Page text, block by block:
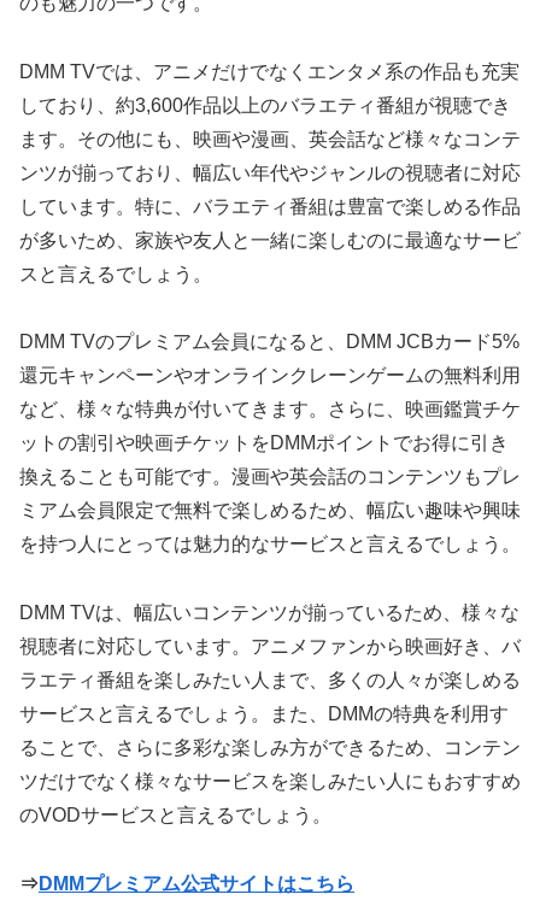
DMM TVでは、アニメだけでなくエンタメ系の作品も充実
しており、約3,600作品以上のバラエティ番組が視聴でき
ます。その他にも、映画や漫画、英会話など様々なコンテ
ンツが揃っており、幅広い年代やジャンルの視聴者に対応
しています。特に、バラエティ番組は豊富で楽しめる作品
が多いため、家族や友人と一緒に楽しむのに最適なサービ
スと言えるでしょう。
DMM TVのプレミアム会員になると、DMM JCBカード5%
還元キャンペーンやオンラインクレーンゲームの無料利用
など、様々な特典が付いてきます。さらに、映画鑑賞チケ
ットの割引や映画チケットをDMMポイントでお得に引き
換えることも可能です。漫画や英会話のコンテンツもプレ
ミアム会員限定で無料で楽しめるため、幅広い趣味や興味
を持つ人にとっては魅力的なサービスと言えるでしょう。
DMM TVは、幅広いコンテンツが揃っているため、様々な
視聴者に対応しています。アニメファンから映画好き、バ
ラエティ番組を楽しみたい人まで、多くの人々が楽しめる
サービスと言えるでしょう。また、DMMの特典を利用す
ることで、さらに多彩な楽しみ方ができるため、コンテン
ツだけでなく様々なサービスを楽しみたい人にもおすすめ
のVODサービスと言えるでしょう。
⇒ DMMプレミアム公式サイトはこちら